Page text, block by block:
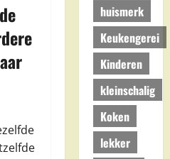
huismerk
Keukengerei
Kinderen
kleinschalig
Koken
lekker